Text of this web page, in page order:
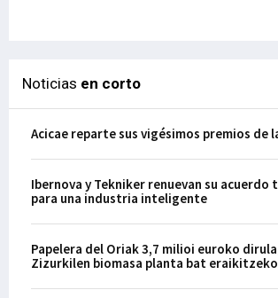
Noticias en corto
Acicae reparte sus vigésimos premios de
Ibernova y Tekniker renuevan su acuerdo
para una industria inteligente
Papelera del Oriak 3,7 milioi euroko
Zizurkilen biomasa planta bat eraikitzeko